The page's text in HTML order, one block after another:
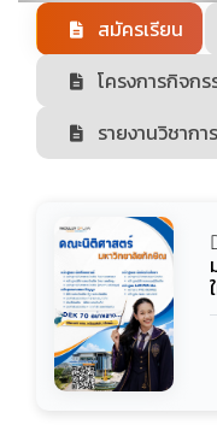
สมัครเรียน
โครงการกิจก
รายงานวิชาก